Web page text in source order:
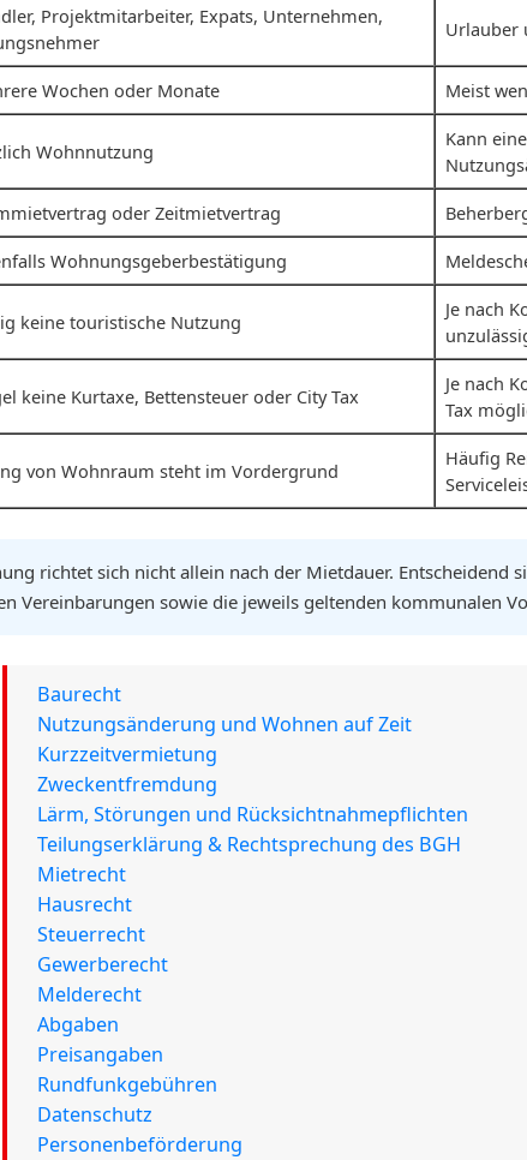
Projektmitarbeiter, Expats, Unternehmen,
Urlauber
Wochen oder Monate Meist
Wohnnutzung
Kann
oder Zeitmietvertrag
Wohnungsgeberbestätigung
keine touristische Nutzung
Je nach
keine Kurtaxe, Bettensteuer oder City Tax
Je nach
Tax
von Wohnraum steht im Vordergrund
Häufig
richtet sich nicht allein nach der Mietdauer. Entscheidend
Vereinbarungen sowie die jeweils geltenden kommunalen
Baurecht
Nutzungsänderung und Wohnen auf Zeit
Kurzzeitvermietung
Zweckentfremdung
Lärm, Störungen und Rücksichtnahmepflichten
Teilungserklärung & Rechtsprechung des BGH
Mietrecht
Hausrecht
Steuerrecht
Gewerberecht
Melderecht
Abgaben
Preisangaben
Rundfunkgebühren
Datenschutz
Personenbeförderung